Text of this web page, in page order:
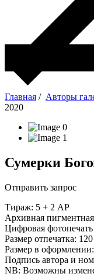
Главная / Авторы
2020
Сумерки
Отправить запрос
Тираж: 5 + 2 AP
Архивная
Цифровая
Размер отпечатка:
Размер в
Подпись автора и
NB: Возможны